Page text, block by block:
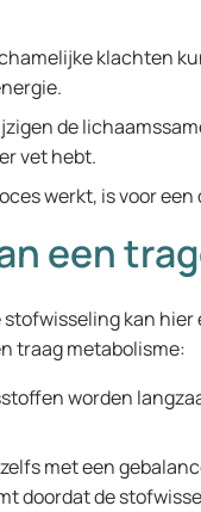
klachten
de
vet hebt.
werkt, is voor
een
kan hier
traag metabolisme:
worden
zelfs met een
doordat de